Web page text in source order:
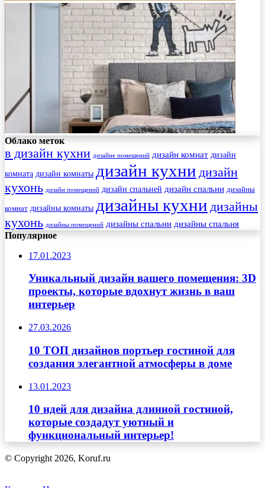
Облако меток
в дизайн кухни дизайне помещений дизайн комнат дизайн
комната дизайн комнаты дизайн кухни дизайн
кухонь дизайн помещений дизайн спальней дизайн спальни дизайны
комнат дизайны комнаты дизайны кухни дизайны
кухонь дизайны помещений дизайны спальни дизайны спальня
Популярное
17.01.2023
Уникальный дизайн вашего помещения: 3D
проекты, которые вдохнут жизнь в ваш
интерьер
27.03.2026
10 ТОП дизайнов портьер гостиной для
создания элегантной атмосферы в доме
13.01.2023
10 идей для дизайна длинной гостиной,
которые создадут уютный и
функциональный интерьер!
© Copyright 2026, Koruf.ru